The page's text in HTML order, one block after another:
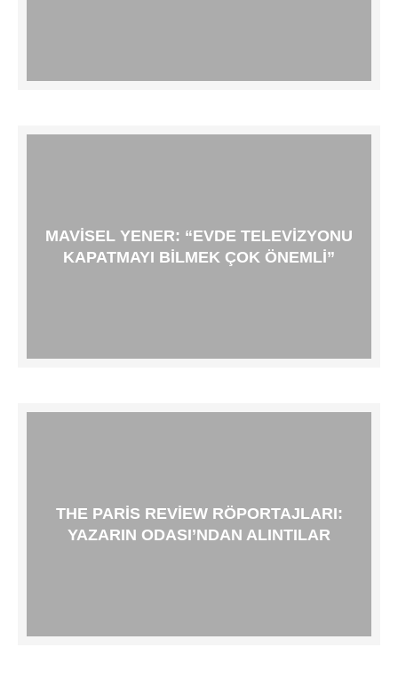
MAVISEL YENER: “EVDE TELEVIZYONU
KAPATMAYI BILMEK ÇOK ÖNEMLI”
THE PARIS REVIEW RÖPORTAJLARI:
YAZARIN ODASI’NDAN ALINTILAR